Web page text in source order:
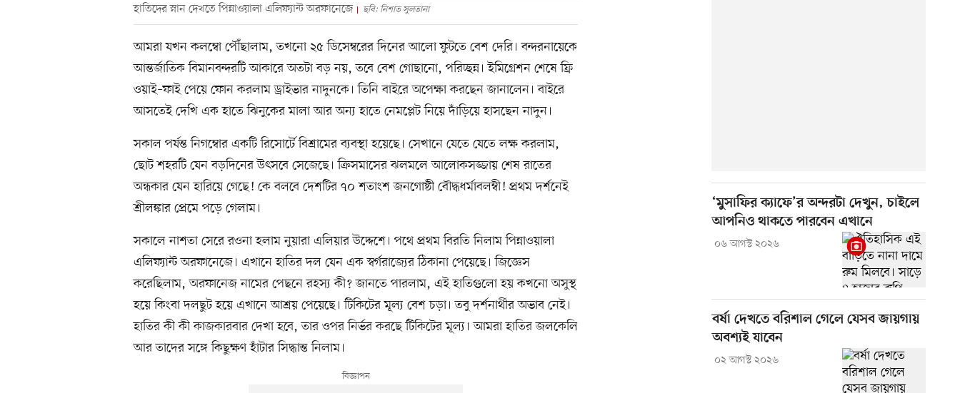
হাতিদের স্নান দেখতে পিন্নাওয়ালা এলিফ্যান্ট অরফানেজে ছবি: নিশাত সুলতানা
আমরা যখন কলম্বো পৌঁছালাম, তখনো ২৫ ডিসেম্বরের দিনের আলো ফুটতে বেশ দেরি। বন্দরনায়েকে
আন্তর্জাতিক বিমানবন্দরটি আকারে অতটা বড় নয়, তবে বেশ গোছানো, পরিচ্ছন্ন। ইমিগ্রেশন শেষে ফ্রি
ওয়াই–ফাই পেয়ে ফোন করলাম ড্রাইভার নাদুনকে। তিনি বাইরে অপেক্ষা করছেন জানালেন। বাইরে
আসতেই দেখি এক হাতে ঝিনুকের মালা আর অন্য হাতে নেমপ্লেট নিয়ে দাঁড়িয়ে হাসছেন নাদুন।
সকাল পর্যন্ত নিগম্বোর একটি রিসোর্টে বিশ্রামের ব্যবস্থা হয়েছে। সেখানে যেতে যেতে লক্ষ করলাম,
ছোট শহরটি যেন বড়দিনের উৎসবে সেজেছে। ক্রিসমাসের ঝলমলে আলোকসজ্জায় শেষ রাতের
অন্ধকার যেন হারিয়ে গেছে! কে বলবে দেশটির ৭০ শতাংশ জনগোষ্ঠী বৌদ্ধধর্মাবলম্বী! প্রথম দর্শনেই
শ্রীলঙ্কার প্রেমে পড়ে গেলাম।
সকালে নাশতা সেরে রওনা হলাম নুয়ারা এলিয়ার উদ্দেশে। পথে প্রথম বিরতি নিলাম পিন্নাওয়ালা
এলিফ্যান্ট অরফানেজে। এখানে হাতির দল যেন এক স্বর্গরাজ্যের ঠিকানা পেয়েছে। জিজ্ঞেস
করেছিলাম, অরফানেজ নামের পেছনে রহস্য কী? জানতে পারলাম, এই হাতিগুলো হয় কখনো অসুস্থ
হয়ে কিংবা দলছুট হয়ে এখানে আশ্রয় পেয়েছে। টিকিটের মূল্য বেশ চড়া। তবু দর্শনার্থীর অভাব নেই।
হাতির কী কী কাজকারবার দেখা হবে, তার ওপর নির্ভর করছে টিকিটের মূল্য। আমরা হাতির জলকেলি
আর তাদের সঙ্গে কিছুক্ষণ হাঁটার সিদ্ধান্ত নিলাম।
‘মুসাফির ক্যাফে’র অন্দরটা দেখুন, চাইলে
আপনিও থাকতে পারবেন এখানে
০৬ আগস্ট ২০২৬
বর্ষা দেখতে বরিশাল গেলে যেসব জায়গায়
অবশ্যই যাবেন
০২ আগস্ট ২০২৬